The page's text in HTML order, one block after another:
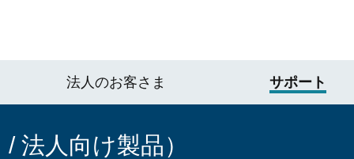
法人のお客さま サポート
人向け製品）